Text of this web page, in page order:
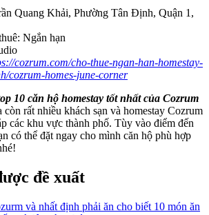
Quang Khải, Phường Tân Định, Quận 1,
Ngắn hạn
cozrum.com/cho-thue-ngan-han-homestay-
cozrum-homes-june-corner
10 căn hộ homestay tốt nhất của Cozrum
rất nhiều khách sạn và homestay Cozrum
các khu vực thành phố. Tùy vào điểm đến
có thể đặt ngay cho mình căn hộ phù hợp
đề xuất